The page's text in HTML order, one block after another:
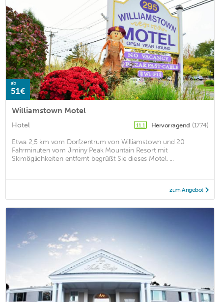
ab
51€
Williamstown Motel
Hotel 11,1 Hervorragend (1774)
Etwa 2,5 km vom Dorfzentrum von Williamstown und 20
Fahrminuten vom Jiminy Peak Mountain Resort mit
Skimöglichkeiten entfernt begrüßt Sie dieses Motel. ...
zum Angebot